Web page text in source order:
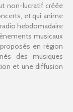
non-lucratif créée
et qui anime
hebdomadaire
musicaux
en région
des musiques
et une diffusion